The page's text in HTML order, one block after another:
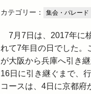
カテゴリー： 集会・パレード
7月7日は、2017年に
れて7年目の日でした。
が大阪から兵庫へ引き
16日に引き継ぐまで、
コースは、4日に京都府